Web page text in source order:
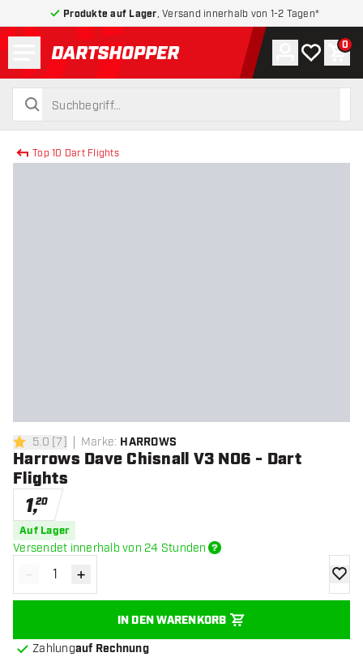
Produkte auf Lager , Versand innerhalb von 1-2 Tagen*
zurück zur Startseite
suchen
suchen
Konto
Meine 0
Top 10 Dart Flights
5 Bewertungssterne
5.0 [7] Marke: HARROWS
Harrows Dave Chisnall V3 NO6 - Dart
Flights
1,20
Auf Lager
Versendet innerhalb von 24 Stunden
Menge verringern
- Menge erhöhen
+
IN DEN WARENKORB
Zur
Zahlungauf Rechnung